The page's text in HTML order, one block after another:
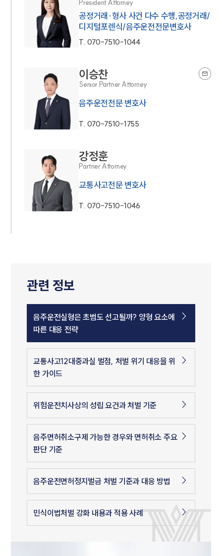
President Attorney
공정거래·형사 사건 다수 수행,공정거래/
디지털포렌식/음주운전전문변호사
T. 070-7510-1044
이승찬
Senior Partner Attorney
음주운전전문 변호사
T. 070-7510-1755
강정훈
Partner Attorney
교통사고전문 변호사
T. 070-7510-1046
관련 정보
음주운전실형은 초범도 선고될까? 양형 요소에
따른 대응 전략
교통사고12대중과실 벌점, 처벌 위기 대응을 위
한 가이드
위험운전치사상의 성립 요건과 처벌 기준
음주면허취소구제 가능한 경우와 면허취소 주요
판단 기준
음주운전면허정지벌금 처벌 기준과 대응 방법
민식이법처벌 강화 내용과 적용 사례